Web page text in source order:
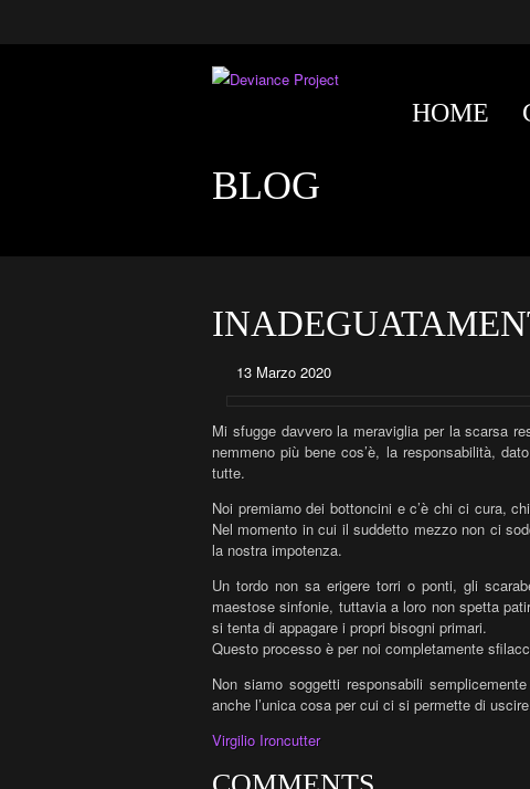
HOME
BLOG
13 Marzo 2020
Mi sfugge davvero la meraviglia per la scarsa
nemmeno più bene cos’è, la responsabilità,
tutte.
Noi premiamo dei bottoncini e c’è chi ci cura,
Nel momento in cui il suddetto mezzo non ci
la nostra impotenza.
Un tordo non sa erigere torri o ponti, gli
maestose sinfonie, tuttavia a loro non spetta
si tenta di appagare i propri bisogni primari.
Questo processo è per noi completamente
Non siamo soggetti responsabili
anche l’unica cosa per cui ci si permette di
Virgilio Ironcutter